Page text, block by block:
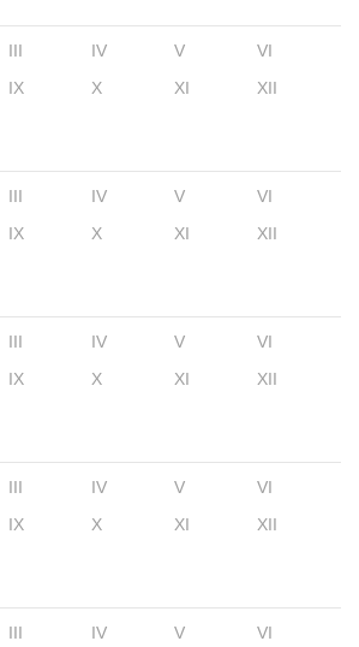
III IV V
VI
IX X XI XII
III IV V
VI
IX X XI XII
III IV V
VI
IX X XI XII
III IV V
VI
IX X XI XII
III IV V
VI